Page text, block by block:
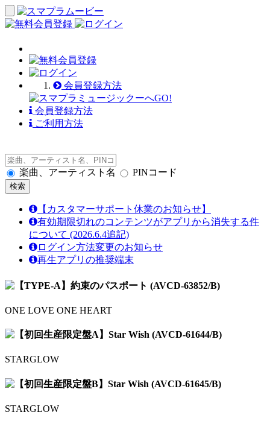
会員登録方法
会員登録方法
ご利用方法
楽曲、アーティスト名 PINコード
【カスタマーサポート休業のお知らせ】
有効期限切れのコンテンツがアプリから消失する件
について (2026.6.4追記)
ログイン方法変更のお知らせ
再生アプリの推奨端末
【TYPE-A】約束のパスポート (AVCD-63852/B)
ONE LOVE ONE HEART
【初回生産限定盤A】Star Wish (AVCD-61644/B)
STARGLOW
【初回生産限定盤B】Star Wish (AVCD-61645/B)
STARGLOW